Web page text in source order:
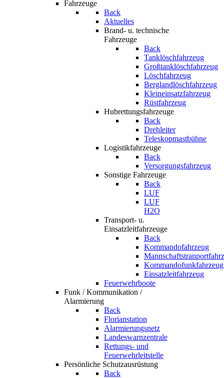
Fahrzeuge
Back
Aktuelles
Brand- u. technische
Fahrzeuge
Back
Tanklöschfahrzeug
Großtanklöschfahrzeug
Löschfahrzeug
Berglandlöschfahrzeug
Kleineinsatzfahrzeug
Rüstfahrzeug
Hubrettungsfahrzeuge
Back
Drehleiter
Teleskopmastbühne
Logistikfahrzeuge
Back
Versorgungsfahrzeug
Sonstige Fahrzeuge
Back
LUF
LUF
H2O
Transport- u.
Einsatzleitfahrzeuge
Back
Kommandofahrzeug
Kommandofunkfahrzeug
Einsatzleitfahrzeug
Feuerwehrboote
Funk / Kommunikation /
Alarmierung
Back
Florianstation
Alarmierungsnetz
Landeswarnzentrale
Rettungs- und
Feuerwehrleitstelle
Persönliche Schutzausrüstung
Back